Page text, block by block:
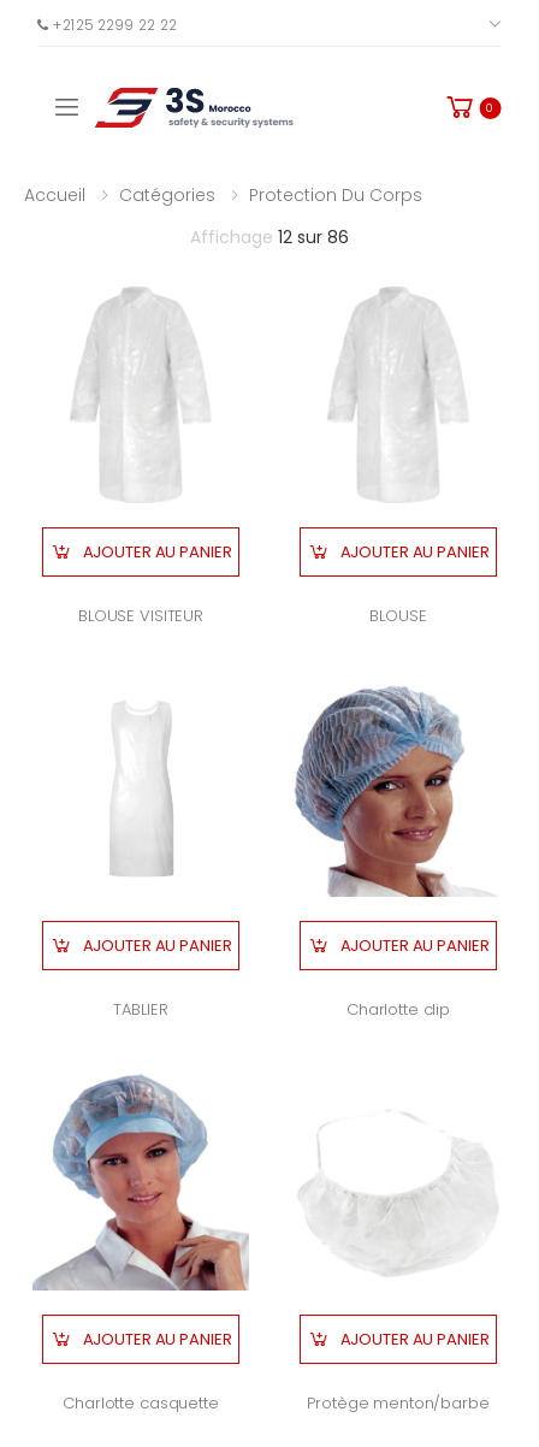
+2125 2299 22 22
Toggle mobile menu 0
Accueil Catégories
Protection Du Corps
Affichage 12 sur 86
AJOUTER AU PANIER
BLOUSE VISITEUR
AJOUTER AU PANIER
BLOUSE
AJOUTER AU PANIER
TABLIER
AJOUTER AU PANIER
Charlotte clip
AJOUTER AU PANIER
Charlotte casquette
AJOUTER AU PANIER
Protège menton/barbe